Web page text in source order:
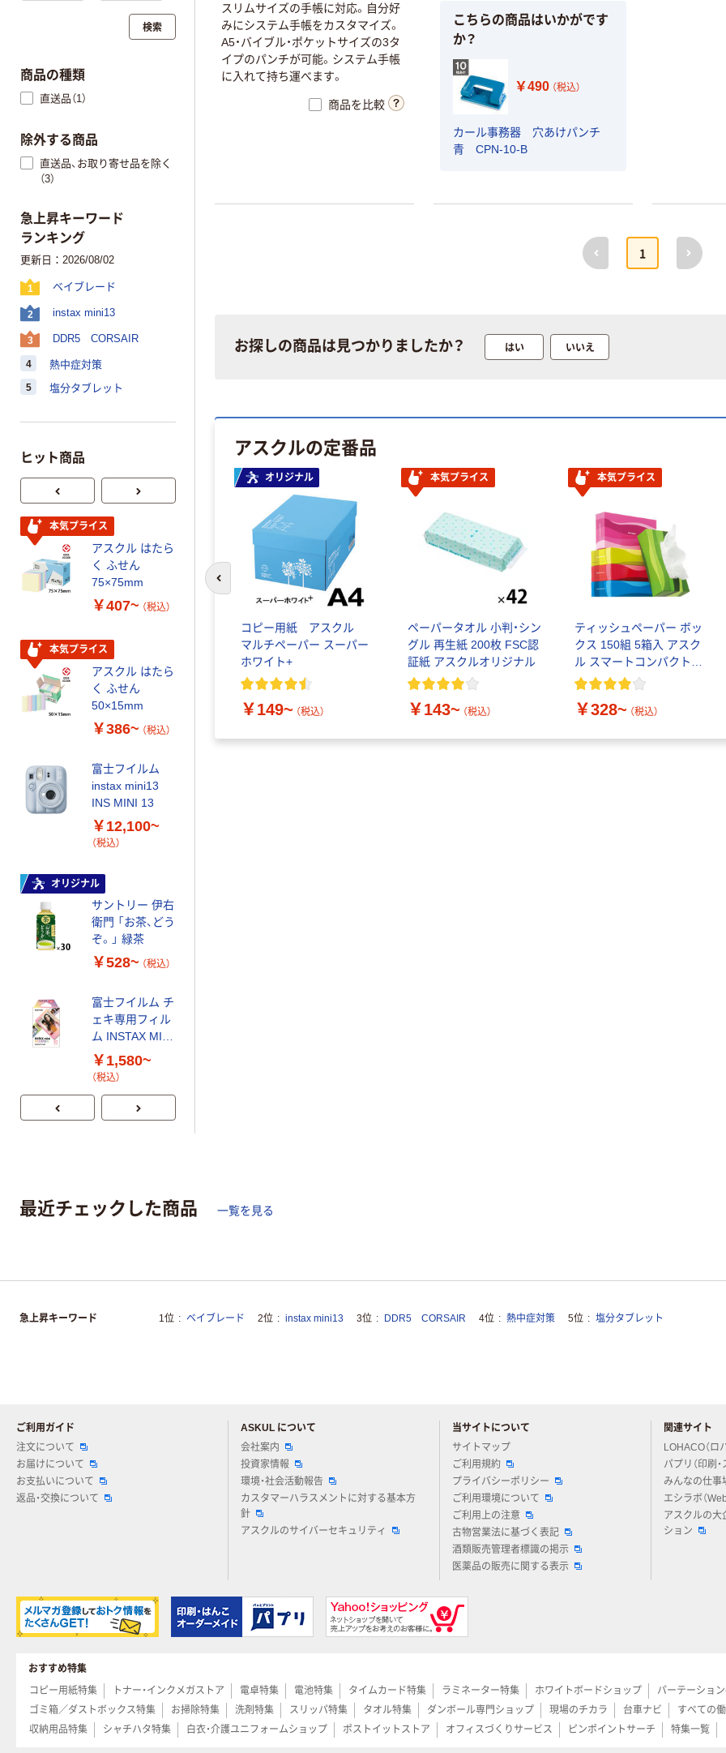
ス リ ムサイ ズの手帳に対応。 自分好
みにシステ ム手帳をカ スタマイ ズ。
A5・ バイブル・ポケッ トサイ ズの3タ
イプのパンチが可能。 システ ム手帳
に 入 れて持ち運べます。
商品を比較
こちらの商品はいかがです
か？
￥490 （税込）
カール事務器 穴あけパンチ
青 CPN-10-B
前へ
1
次へ
お探しの商品は見つかりましたか？ はい いいえ
アスクルの定番品
ナル
オリジナル
トレイト ニトリルグロ
ーブ ブルー 粉なし（パ
ウダーフリー）
￥698~ （税込）
オリジナル
コピー用紙 アスクル
マルチペーパー スーパー
ホワイト+
￥149~ （税込）
本気プライス
ペーパータオル 小判・シン
グル 再生紙 200枚 FSC認
証紙 アスクルオリジナル
￥143~ （税込）
本気プライス
ティッシュペーパー ボッ
クス 150組 5箱入 アスク
ル スマートコンパクト
ビビッド PEFC認証
￥328~ （税込）
前のスライドへ
検索
商品の種類
直送品（1）
除外する商品
直送品、お取り寄せ品を除く
（3）
急上昇キーワード
ランキング
更新日：2026/08/02
1 ベイブレード
2 instax mini13
3 DDR5 CORSAIR
4 熱中症対策
5 塩分タブレット
ヒット商品
本気プライス
アスクル はたら
く ふせん
75×75mm
￥407~ （税込）
本気プライス
アスクル はたら
く ふせん
50×15mm
￥386~ （税込）
富士フイルム
instax mini13
INS MINI 13
￥12,100~
（税込）
オリジナル
サントリー 伊右
衛門 「お茶、どう
ぞ。」 緑茶
￥528~ （税込）
富士フイルム チ
ェキ専用フィル
ム INSTAX MINI
WW2
￥1,580~
（税込）
タカラトミー ベ
イブレード
￥1,400~
（税込）
富士フイルム
instax mini チェ
キフィルム INS
MINI JP1 1パッ
ク（10枚入り）
本気プライス
アスクル はたら
く ふせん 付箋
（税込）
本気プライス
大塚製薬工場
経口補水液 オー
エスワン（OS-1）
本気プライス
キングジム テプ
ラ TEPRA
PRO【純正】テー
プ 白ラベル
字）
本気プライス
トイレットペー
パー シングル
120ｍ 再生紙
リサイクル100
最近チェックした商品 一覧を見る
急上昇キーワード 1位 ベイブレード 2位 instax mini13 3位 DDR5 CORSAIR 4位 熱中症対策 5位 塩分タブレット
ご利用ガイド
注文について
お届けについて
お支払いについて
返品・交換について
ASKUL について
会社案内
投資家情報
環境・社会活動報告
カスタマーハラスメントに対する基本方
針
アスクルのサイバーセキュリティ
当サイトについて
サイトマップ
ご利用規約
プライバシーポリシー
ご利用環境について
ご利用上の注意
古物営業法に基づく表記
酒類販売管理者標識の掲示
医薬品の販売に関する表示
関連サイト
LOHACO（ロ
パプリ（印刷・
みんなの仕事
エシラボ（
アスクルの大
ション
おすすめ特集
コピー用紙特集
トナー・インクメガストア 電卓特集 電池特集 タイムカード特集 ラミネーター特集 ホワイトボードショップ パーテーショ
ゴミ箱／ダストボックス特集
お掃除特集 洗剤特集 スリッパ特集 タオル特集 ダンボール専門ショップ 現場のチカラ 台車ナビ すべての
収納用品特集
シャチハタ特集 白衣・介護ユニフォームショップ ポストイットストア オフィスづくりサービス ピンポイントサーチ 特集一覧